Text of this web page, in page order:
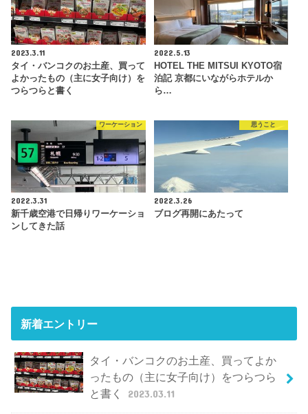
2023.3.11
タイ・バンコクのお土産、買って
よかったもの（主に女子向け）を
つらつらと書く
2022.5.13
HOTEL THE MITSUI KYOTO宿
泊記 京都にいながらホテルか
ら…
ワーケーション
2022.3.31
新千歳空港で日帰りワーケーショ
ンしてきた話
思うこと
2022.3.26
ブログ再開にあたって
新着エントリー
タイ・バンコクのお土産、買ってよか
ったもの（主に女子向け）をつらつら
と書く
2023.03.11